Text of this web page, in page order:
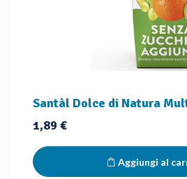
Santàl Dolce di Natura
Prezzo
1,89 €
Aggiungi al